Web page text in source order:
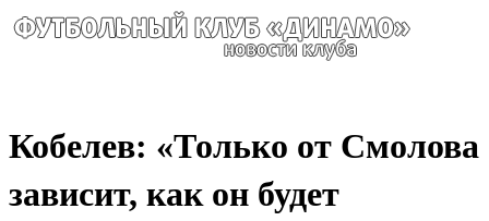
Кобелев: «Только от Смолова
зависит, как он будет